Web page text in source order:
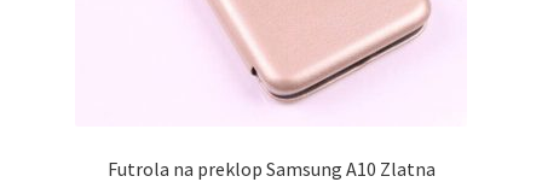
Futrola na preklop Samsung A10 Zlatna